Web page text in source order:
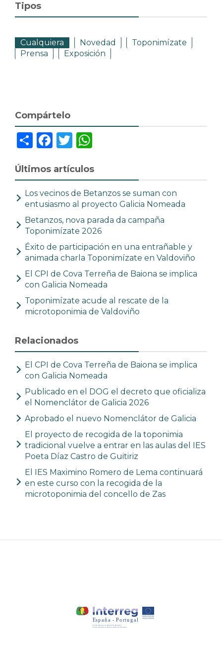
Tipos
Cualquiera Novedad
Toponimízate
Prensa
Exposición
Compártelo
Últimos artículos
Los vecinos de Betanzos se suman con
entusiasmo al proyecto Galicia Nomeada
Betanzos, nova parada da campaña
Toponimízate 2026
Éxito de participación en una entrañable y
animada charla Toponimízate en Valdoviño
El CPI de Cova Terreña de Baiona se implica
con Galicia Nomeada
Toponimízate acude al rescate de la
microtoponimia de Valdoviño
Relacionados
El CPI de Cova Terreña de Baiona se implica
con Galicia Nomeada
Publicado en el DOG el decreto que oficializa
el Nomenclátor de Galicia 2026
Aprobado el nuevo Nomenclátor de Galicia
El proyecto de recogida de la toponimia
tradicional vuelve a entrar en las aulas del IES
Poeta Díaz Castro de Guitiriz
El IES Maximino Romero de Lema continuará
en este curso con la recogida de la
microtoponimia del concello de Zas